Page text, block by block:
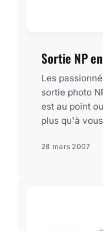
Sortie NP
Les
sortie photo
est au point
plus qu'à
28 mars 2007